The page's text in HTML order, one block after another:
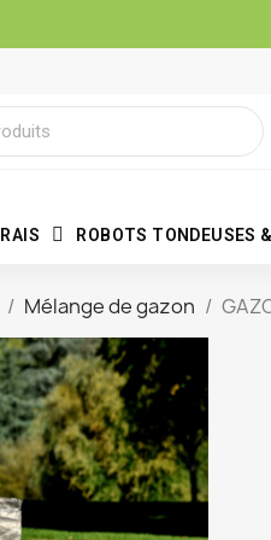
ROBOTS TONDEUSES
Mélange de gazon